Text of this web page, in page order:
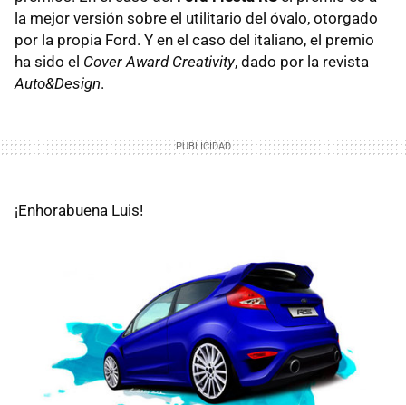
la mejor versión sobre el utilitario del óvalo, otorgado
por la propia Ford. Y en el caso del italiano, el premio
ha sido el Cover Award Creativity, dado por la revista
Auto&Design.
¡Enhorabuena Luis!